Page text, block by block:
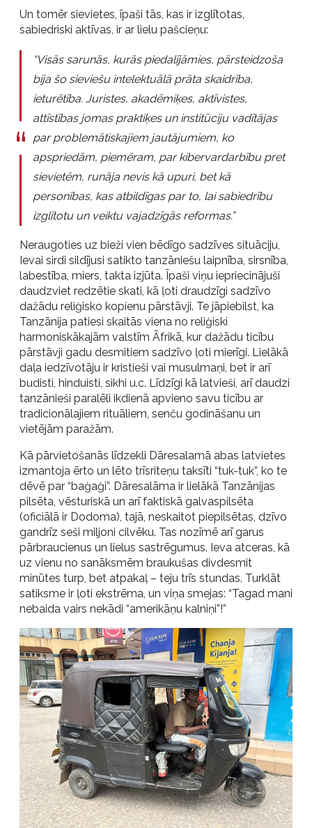
Un tomēr sievietes, īpaši tās, kas ir izglītotas,
sabiedriski aktīvas, ir ar lielu pašcieņu:
“Visās sarunās, kurās piedalījāmies, pārsteidzoša
bija šo sieviešu intelektuālā prāta skaidrība,
ieturētība. Juristes, akadēmiķes, aktīvistes,
attīstības jomas praktiķes un institūciju vadītājas
par problemātiskajiem jautājumiem, ko
apspriedām, piemēram, par kibervardarbību pret
sievietēm, runāja nevis kā upuri, bet kā
personības, kas atbildīgas par to, lai sabiedrību
izglītotu un veiktu vajadzīgās reformas.”
Neraugoties uz bieži vien bēdīgo sadzīves situāciju,
Ievai sirdi sildījusi satikto tanzāniešu laipnība, sirsnība,
labestība, miers, takta izjūta. Īpaši viņu iepriecinājuši
daudzviet redzētie skati, kā ļoti draudzīgi sadzīvo
dažādu reliģisko kopienu pārstāvji. Te jāpiebilst, ka
Tanzānija patiesi skaitās viena no reliģiski
harmoniskākajām valstīm Āfrikā, kur dažādu ticību
pārstāvji gadu desmitiem sadzīvo ļoti mierīgi. Lielākā
daļa iedzīvotāju ir kristieši vai musulmaņi, bet ir arī
budisti, hinduisti, sikhi u.c. Līdzīgi kā latvieši, arī daudzi
tanzānieši paralēli ikdienā apvieno savu ticību ar
tradicionālajiem rituāliem, senču godināšanu un
vietējām paražām.
Kā pārvietošanās līdzekli Dāresalamā abas latvietes
izmantoja ērto un lēto trīsriteņu taksīti “tuk-tuk”, ko te
dēvē par “baģaģi”. Dāresalāma ir lielākā Tanzānijas
pilsēta, vēsturiskā un arī faktiskā galvaspilsēta
(oficiālā ir Dodoma), tajā, neskaitot piepilsētas, dzīvo
gandrīz seši miljoni cilvēku. Tas nozīmē arī garus
pārbraucienus un lielus sastrēgumus. Ieva atceras, kā
uz vienu no sanāksmēm braukušas divdesmit
minūtes turp, bet atpakaļ – teju trīs stundas. Turklāt
satiksme ir ļoti ekstrēma, un viņa smejas: “Tagad mani
nebaida vairs nekādi “amerikāņu kalniņi”!”